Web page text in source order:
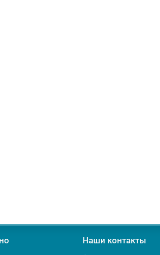
Наши контакты